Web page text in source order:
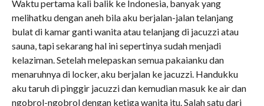
Waktu pertama kali balik ke Indonesia, banyak yang
melihatku dengan aneh bila aku berjalan-jalan telanjang
bulat di kamar ganti wanita atau telanjang di jacuzzi atau
sauna, tapi sekarang hal ini sepertinya sudah menjadi
kelaziman. Setelah melepaskan semua pakaianku dan
menaruhnya di locker, aku berjalan ke jacuzzi. Handukku
aku taruh di pinggir jacuzzi dan kemudian masuk ke air dan
ngobrol-ngobrol dengan ketiga wanita itu. Salah satu dari